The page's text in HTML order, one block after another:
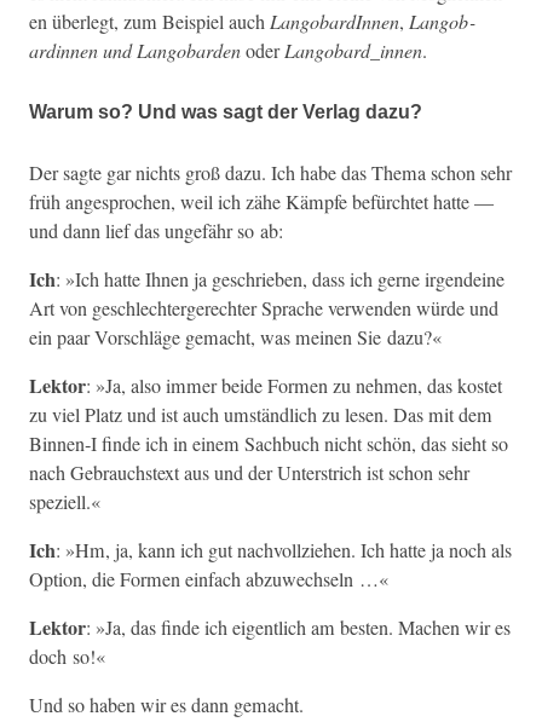
en über­legt, zum Beispiel auch Lan­go­b­ardInnen, Lan­go­b­
ardinnen und Lan­go­b­ar­denoderLangobard_innen.
Warum so? Und was sagt der Verlag dazu?
Der sagte gar nichts groß dazu. Ich habe das The­ma schon sehr
früh ange­sprochen, weil ich zähe Kämpfe befürchtet hat­te —
und dann lief das unge­fähr so ab:
Ich: »Ich hat­te Ihnen ja geschrieben, dass ich gerne irgen­deine
Art von geschlechterg­erechter Sprache ver­wen­den würde und
ein paar Vorschläge gemacht, was meinen Sie dazu?«
Lek­tor: »Ja, also immer bei­de For­men zu nehmen, das kostet
zu viel Platz und ist auch umständlich zu lesen. Das mit dem
Binnen‑I finde ich in einem Sach­buch nicht schön, das sieht so
nach Gebrauch­s­text aus und der Unter­strich ist schon sehr
speziell.«
Ich: »Hm, ja, kann ich gut nachvol­lziehen. Ich hat­te ja noch als
Option, die For­men ein­fach abzuwechseln …«
Lek­tor: »Ja, das finde ich eigentlich am besten. Machen wir es
doch so!«
Und so haben wir es dann gemacht.